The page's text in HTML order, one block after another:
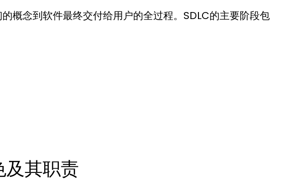
概念到软件最终交付给用户的全过程。SDLC的主要阶段包
其职责